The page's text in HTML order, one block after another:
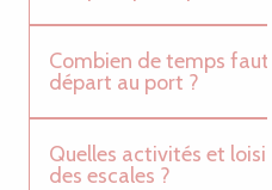
Combien de temps
départ au port ?
Quelles activités et
des escales ?